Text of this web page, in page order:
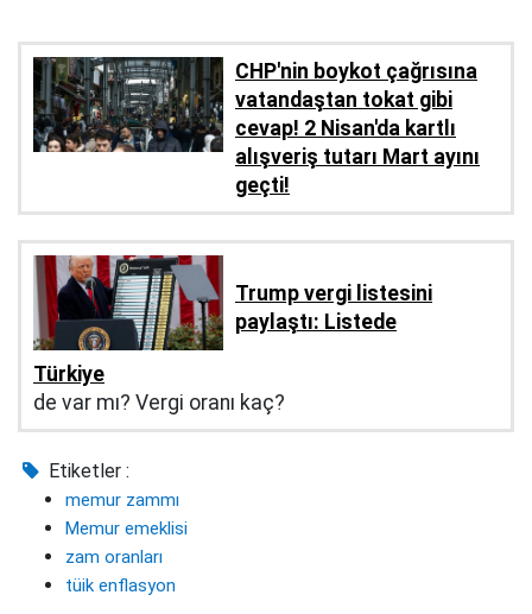
CHP'nin boykot çağrısına
vatandaştan tokat gibi
cevap! 2 Nisan'da kartlı
alışveriş tutarı Mart ayını
geçti!
Trump vergi listesini
paylaştı: Listede
Türkiye
de var mı? Vergi oranı kaç?
Etiketler :
memur zammı
Memur emeklisi
zam oranları
tüik enflasyon